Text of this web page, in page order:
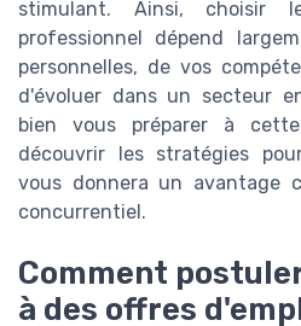
stimulant. Ainsi, choisir
professionnel dépend
personnelles, de vos
d'évoluer dans un secteur
bien vous préparer à
découvrir les stratégies
vous donnera un avantage
concurrentiel.
Comment
à des offres